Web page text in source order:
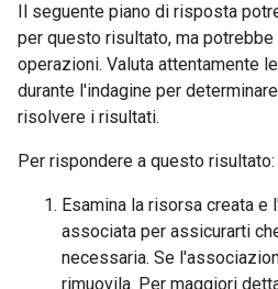
Il seguente piano di risposta
per questo risultato, ma
operazioni. Valuta attentamente
durante l'indagine per
risolvere i risultati.
Per rispondere a questo risultato:
Esamina la risorsa creata e
associata per assicurarti
necessaria. Se
rimuovila. Per maggiori